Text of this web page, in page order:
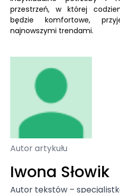
przestrzeń, w której
będzie komfortowe,
najnowszymi trendami.
Autor artykułu
Iwona Słowik
Autor tekstów –